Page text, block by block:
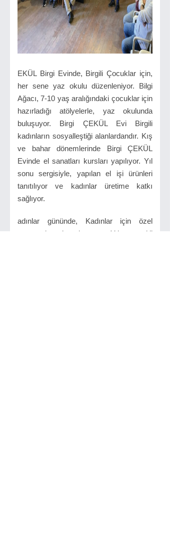
EKÜL Birgi Evinde, Birgili Çocuklar için,
her sene yaz okulu düzenleniyor. Bilgi
Ağacı, 7-10 yaş aralığındaki çocuklar için
hazırladığı atölyelerle, yaz okulunda
buluşuyor. Birgi ÇEKÜL Evi Birgili
kadınların sosyalleştiği alanlardandır. Kış
ve bahar dönemlerinde Birgi ÇEKÜL
Evinde el sanatları kursları yapılıyor. Yıl
sonu sergisiyle, yapılan el işi ürünleri
tanıtılıyor ve kadınlar üretime katkı
sağlıyor.
adınlar gününde, Kadınlar için özel
programlar hazırlanıyor. Yılın çeşitli